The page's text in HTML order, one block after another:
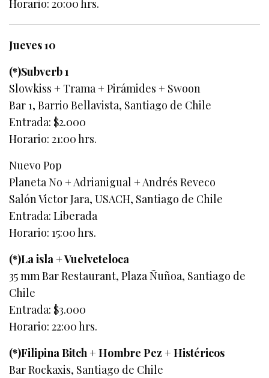
Horario: 20:00 hrs.
Jueves 10
(*)Subverb 1
Slowkiss + Trama + Pirámides + Swoon
Bar 1, Barrio Bellavista, Santiago de Chile
Entrada: $2.000
Horario: 21:00 hrs.
Nuevo Pop
Planeta No + Adrianigual + Andrés Reveco
Salón Victor Jara, USACH, Santiago de Chile
Entrada: Liberada
Horario: 15:00 hrs.
(*)La isla + Vuelveteloca
35 mm Bar Restaurant, Plaza Ñuñoa, Santiago de
Chile
Entrada: $3.000
Horario: 22:00 hrs.
(*)Filipina Bitch + Hombre Pez + Histéricos
Bar Rockaxis, Santiago de Chile